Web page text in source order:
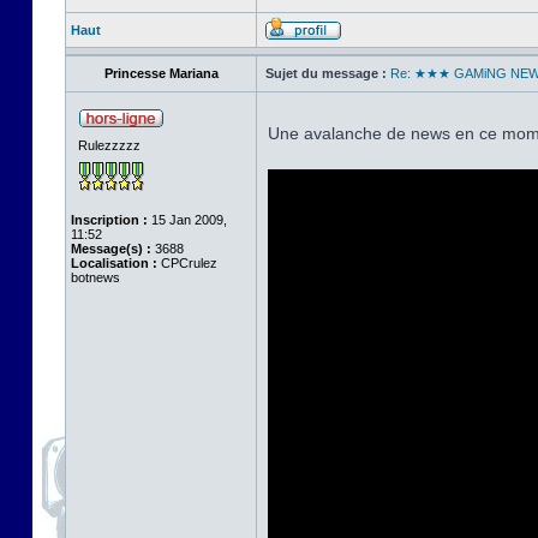
Haut
Princesse Mariana Sujet du message : Re: ★★★ GAMiNG
Rulezzzzz
Inscription : 15 Jan 2009,
11:52
Message(s) : 3688
Localisation : CPCrulez
botnews
Une avalanche de news en ce